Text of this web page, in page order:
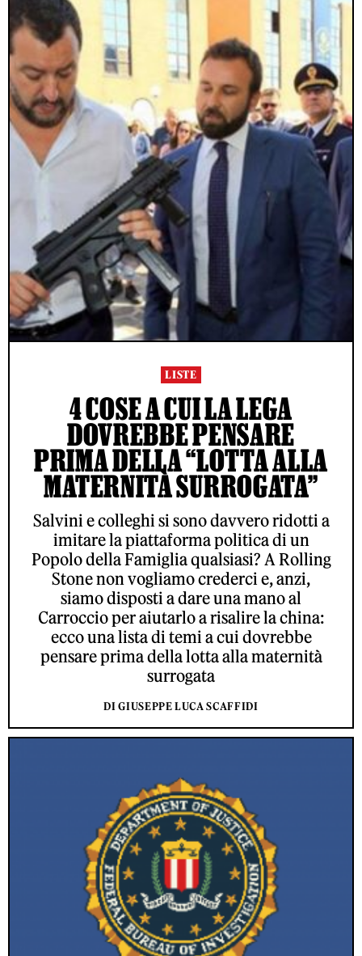
LISTE
4 COSE A CUI LA LEGA
DOVREBBE PENSARE
PRIMA DELLA “LOTTA ALLA
MATERNITÀ SURROGATA”
Salvini e colleghi si sono davvero ridotti a
imitare la piattaforma politica di un
Popolo della Famiglia qualsiasi? A Rolling
Stone non vogliamo crederci e, anzi,
siamo disposti a dare una mano al
Carroccio per aiutarlo a risalire la china:
ecco una lista di temi a cui dovrebbe
pensare prima della lotta alla maternità
surrogata
DI GIUSEPPE LUCA SCAFFIDI